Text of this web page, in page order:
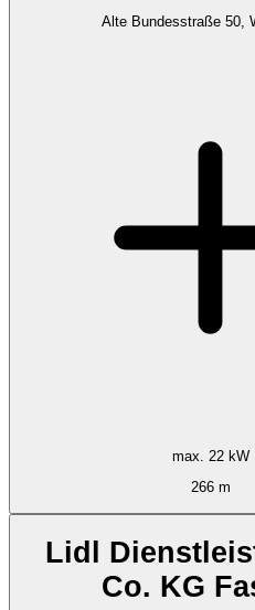
Alte Bundesstraße 50,
max. 22 kW
266 m
Lidl
Co. KG